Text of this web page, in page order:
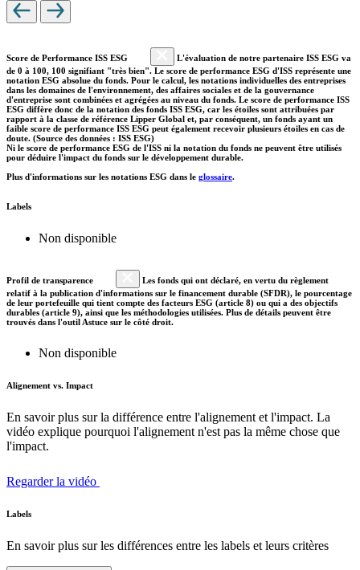
Score de Performance ISS ESG
L'évaluation de notre partenaire ISS ESG va
de 0 à 100, 100 signifiant "très bien". Le score de performance ESG d'ISS représente une
notation ESG absolue du fonds. Pour le calcul, les notations individuelles des entreprises
dans les domaines de l'environnement, des affaires sociales et de la gouvernance
d'entreprise sont combinées et agrégées au niveau du fonds. Le score de performance ISS
ESG diffère donc de la notation des fonds ISS ESG, car les étoiles sont attribuées par
rapport à la classe de référence Lipper Global et, par conséquent, un fonds ayant un
faible score de performance ISS ESG peut également recevoir plusieurs étoiles en cas de
doute. (Source des données : ISS ESG)
Ni le score de performance ESG de l'ISS ni la notation du fonds ne peuvent être utilisés
pour déduire l'impact du fonds sur le développement durable.
Plus d'informations sur les notations ESG dans le glossaire.
Labels
Non disponible
Profil de transparence
Les fonds qui ont déclaré, en vertu du règlement
relatif à la publication d'informations sur le financement durable (SFDR), le pourcentage
de leur portefeuille qui tient compte des facteurs ESG (article 8) ou qui a des objectifs
durables (article 9), ainsi que les méthodologies utilisées. Plus de détails peuvent être
trouvés dans l'outil Astuce sur le côté droit.
Non disponible
Alignement vs. Impact
En savoir plus sur la différence entre l'alignement et l'impact. La
vidéo explique pourquoi l'alignement n'est pas la même chose que
l'impact.
Regarder la vidéo
Labels
En savoir plus sur les différences entre les labels et leurs critères